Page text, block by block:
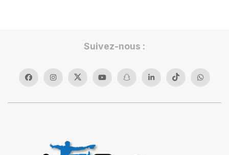
Suivez-nous :